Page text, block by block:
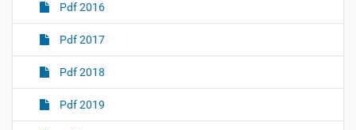
Pdf 2016
Pdf 2017
Pdf 2018
Pdf 2019